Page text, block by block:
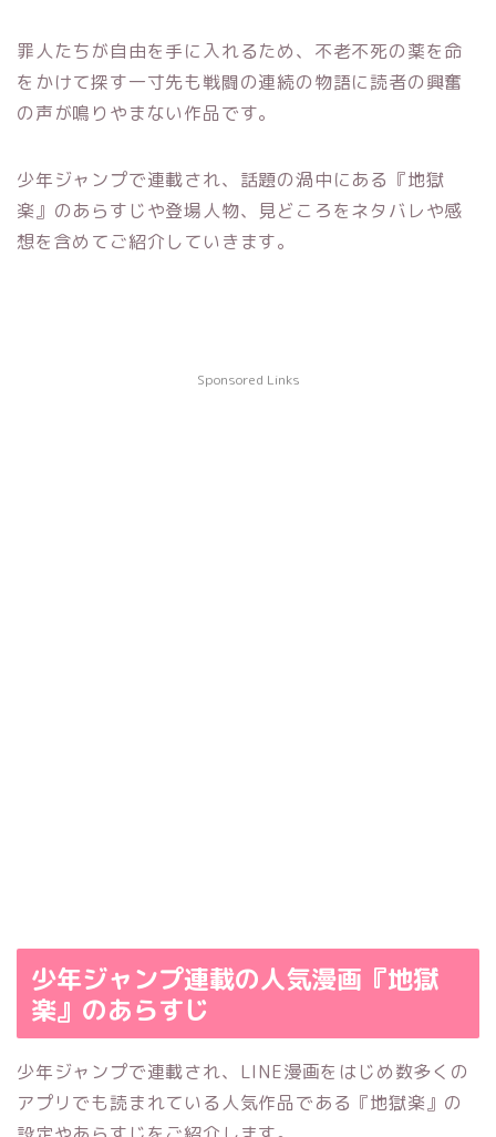
罪人たちが自由を手に入れるため、不老不死の薬を命
をかけて探す一寸先も戦闘の連続の物語に読者の興奮
の声が鳴りやまない作品です。
少年ジャンプで連載され、話題の渦中にある『地獄
楽』のあらすじや登場人物、見どころをネタバレや感
想を含めてご紹介していきます。
Sponsored Links
少年ジャンプ連載の人気漫画『地獄
楽』のあらすじ
少年ジャンプで連載され、LINE漫画をはじめ数多くの
アプリでも読まれている人気作品である『地獄楽』の